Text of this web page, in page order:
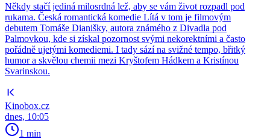
Někdy stačí jediná milosrdná lež, aby se vám život rozpadl pod
rukama. Česká romantická komedie Lítá v tom je filmovým
debutem Tomáše Dianišky, autora známého z Divadla pod
Palmovkou, kde si získal pozornost svými nekorektními a často
pořádně ujetými komediemi. I tady sází na svižné tempo, břitký
humor a skvělou chemii mezi Kryštofem Hádkem a Kristínou
Svarinskou.
Kinobox.cz
dnes, 10:05
1 min